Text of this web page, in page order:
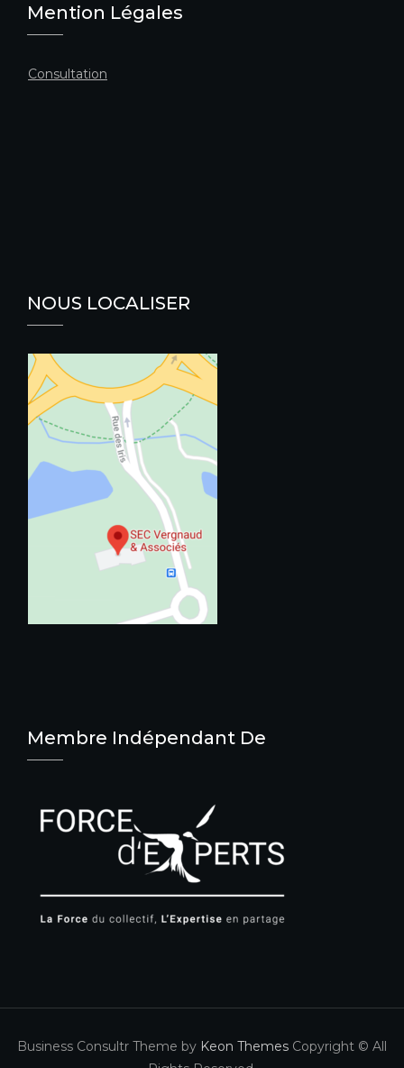
Mention Légales
Consultation
NOUS LOCALISER
Membre Indépendant De
Business Consultr Theme by Keon Themes Copyright © All